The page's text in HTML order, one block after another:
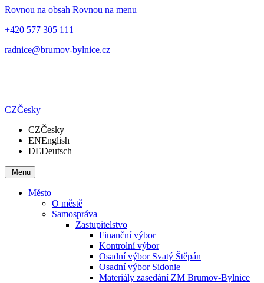
Rovnou na obsah Rovnou na menu
+420 577 305 111
radnice@brumov-bylnice.cz
CZČesky
CZČesky
ENEnglish
DEDeutsch
Menu
Město
O městě
Samospráva
Zastupitelstvo
Finanční výbor
Kontrolní výbor
Osadní výbor Svatý Štěpán
Osadní výbor Sidonie
Materiály zasedání ZM Brumov-Bylnice